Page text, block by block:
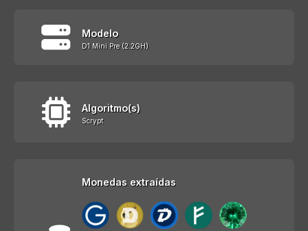
Modelo
D1 Mini Pre (2.2GH)
Algoritmo(s)
Scrypt
Monedas extraídas